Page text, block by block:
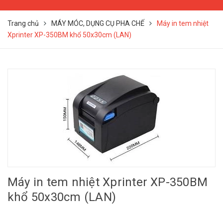
Trang chủ MÁY MÓC, DỤNG CỤ PHA CHẾ
Máy in tem nhiệt
Xprinter XP-350BM khổ 50x30cm (LAN)
Máy in tem nhiệt Xprinter XP-350BM
khổ 50x30cm (LAN)